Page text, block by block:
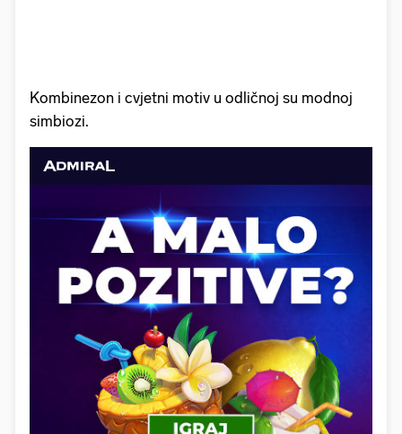
Kombinezon i cvjetni motiv u odličnoj su modnoj
simbiozi.